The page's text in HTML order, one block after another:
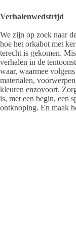
Verhalenwedstrijd
We zijn op zoek naar
hoe het orkabot met
terecht is gekomen.
verhalen in de
waar, waarmee
materialen,
kleuren enzovoort.
is, met een begin, een
ontknoping. En maak